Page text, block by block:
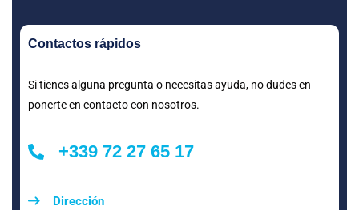
Contactos rápidos
Si tienes alguna pregunta o necesitas ayuda, no dudes en
ponerte en contacto con nosotros.
+339 72 27 65 17
Dirección